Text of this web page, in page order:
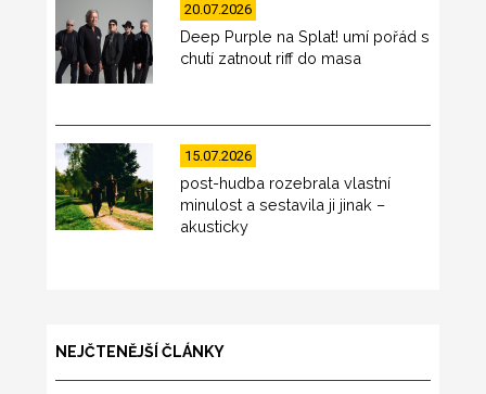
20.07.2026
Deep Purple na Splat! umí pořád s
chutí zatnout riff do masa
15.07.2026
post-hudba rozebrala vlastní
minulost a sestavila ji jinak –
akusticky
NEJČTENĚJŠÍ ČLÁNKY